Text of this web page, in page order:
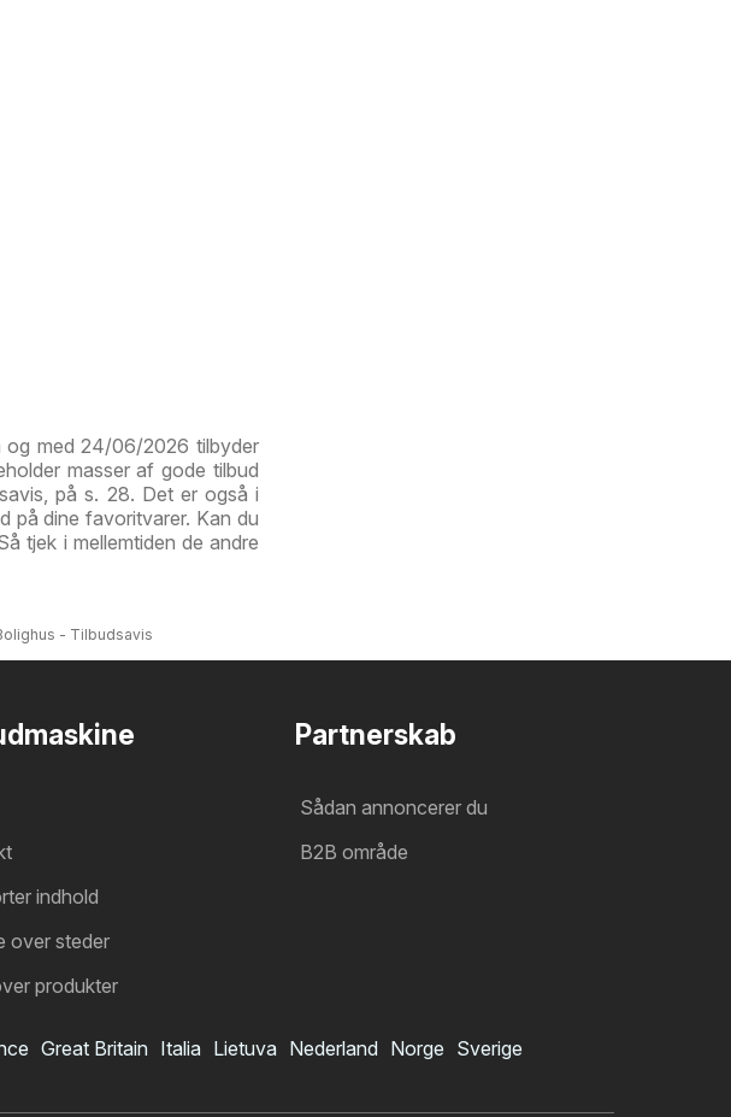
og med 24/06/2026 tilbyder
masser af gode tilbud
på s. 28. Det er også i
på dine favoritvarer. Kan du
tjek i mellemtiden de andre
- Tilbudsavis
indhold
over steder
produkter
Partnerskab
Sådan annoncerer du
B2B område
Great Britain Italia Lietuva Nederland Norge Sverige